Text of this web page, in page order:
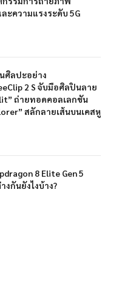
ะความแรงระดับ 5G
ศิลปะอย่าง
2 S จับมือศิลปินลาย
ถ่ายทอดคอลเลกชัน
สลักลายเส้นบนเคสหู
8 Elite Gen 5
งกันยังไงบ้าง?